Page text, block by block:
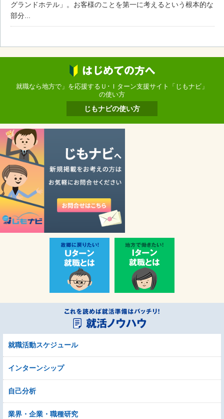
グランドホテル」。お客様のことを第一に考えるという根本的な
部分...
就職なら地方で」を応援するＵ･Ｉターン支援サイト「じもナビ」
の使い方
じもナビの使い方
就職活動スケジュール
インターンシップ
自己分析
業界・企業・職種研究